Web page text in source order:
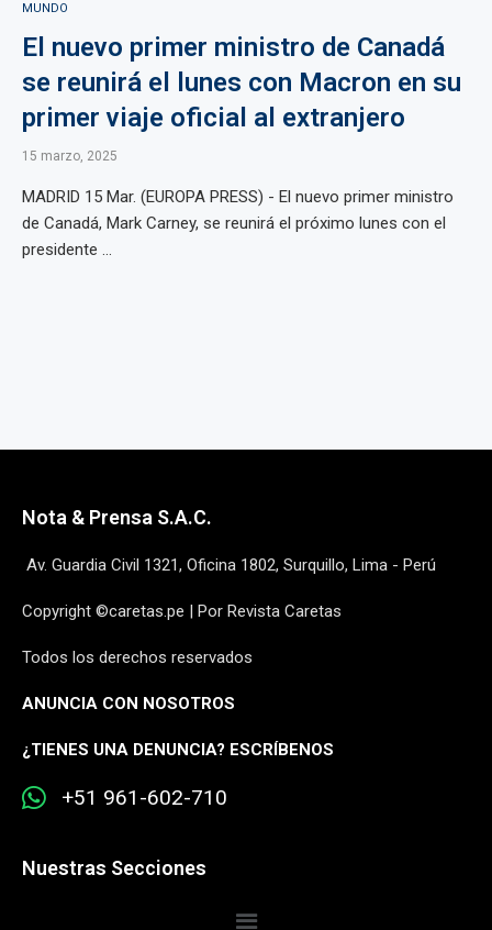
MUNDO
El nuevo primer ministro de Canadá
se reunirá el lunes con Macron en su
primer viaje oficial al extranjero
15 marzo, 2025
MADRID 15 Mar. (EUROPA PRESS) - El nuevo primer ministro
de Canadá, Mark Carney, se reunirá el próximo lunes con el
presidente ...
Nota & Prensa S.A.C.
Av. Guardia Civil 1321, Oficina 1802, Surquillo, Lima - Perú
Copyright ©caretas.pe | Por Revista Caretas
Todos los derechos reservados
ANUNCIA CON NOSOTROS
¿TIENES UNA DENUNCIA? ESCRÍBENOS
+51 961-602-710
Nuestras Secciones